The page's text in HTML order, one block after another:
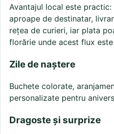
Avantajul local este
aproape de destinatar,
rețea de curieri, iar plata
florărie unde acest flux
Zile de naștere
Buchete colorate,
personalizate pentru
Dragoste și surprize